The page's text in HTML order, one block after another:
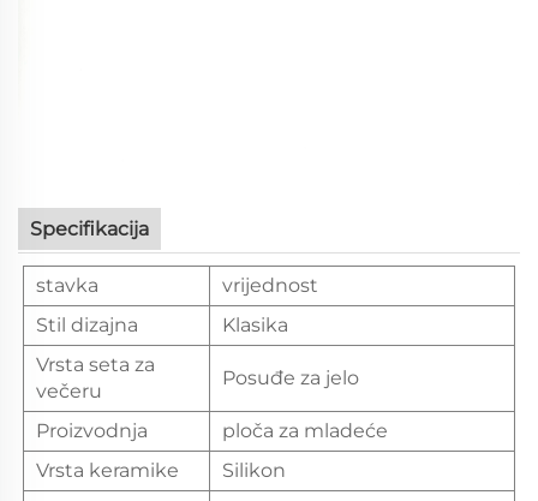
Specifikacija
stavka
vrijednost
Stil dizajna
Klasika
Vrsta seta za
večeru
Posuđe za jelo
Proizvodnja
ploča za mladeće
Vrsta keramike
Silikon